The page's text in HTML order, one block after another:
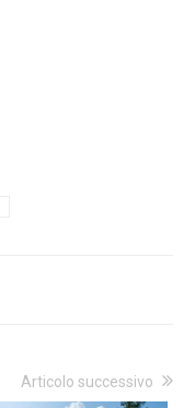
Articolo successivo